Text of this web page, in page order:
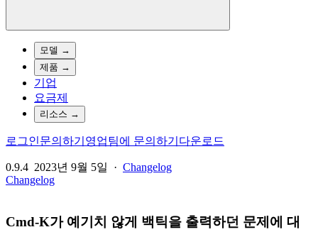
모델 →
제품 →
기업
요금제
리소스 →
로그인문의하기 영업팀에 문의하기 다운로드
0.9.4 2023년 9월 5일 · Changelog
Changelog
Cmd-K가 예기치 않게 백틱을 출력하던 문제에 대